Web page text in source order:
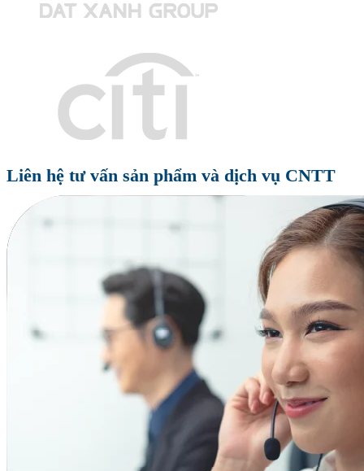
Liên hệ tư vấn sản phẩm và dịch vụ CNTT